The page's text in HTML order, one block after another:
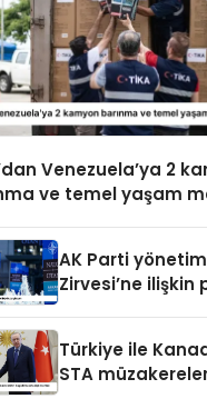
Venezuela’ya 2
ve temel yaşam
AK Parti
Zirvesi’ne ilişkin
Türkiye ile
STA